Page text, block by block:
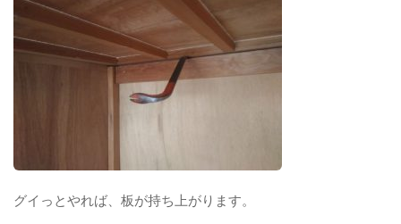
グイっとやれば、板が持ち上がります。